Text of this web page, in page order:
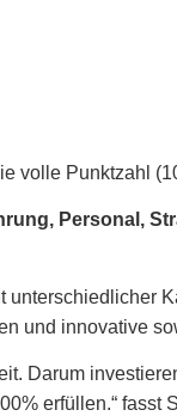
volle Punktzahl
Personal,
und innovative
Darum
erfüllen.“